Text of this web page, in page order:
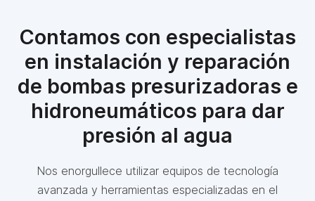
Contamos con especialistas
en instalación y reparación
de bombas presurizadoras e
hidroneumáticos para dar
presión al agua
Nos enorgullece utilizar equipos de tecnología
avanzada y herramientas especializadas en el